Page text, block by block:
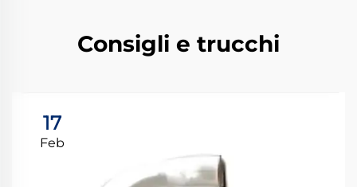
Consigli e trucchi
17
Feb